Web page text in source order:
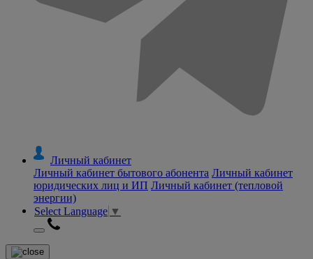
Личный кабинет
Личный кабинет бытового абонента Личный кабинет
юридических лиц и ИП Личный кабинет (тепловой
энергии)
Select Language ▼